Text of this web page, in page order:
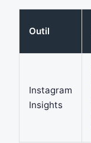
Outil
Instagram
Insights